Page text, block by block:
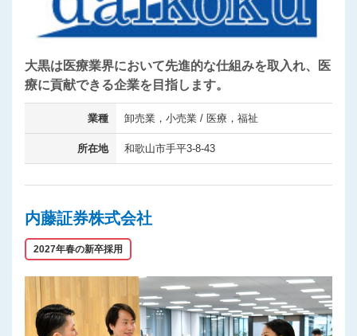
大黒は医療業界において先進的な仕組みを取入れ、医
療に貢献できる企業を目指します。
業種 卸売業，小売業 / 医療，福祉
所在地 和歌山市手平3-8-43
内藤証券株式会社
2027年春の新卒採用